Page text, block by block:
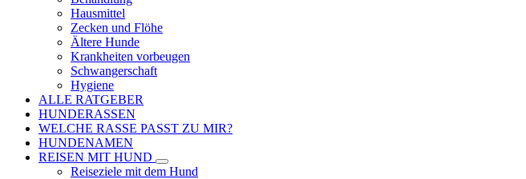
Hausmittel
Zecken und Flöhe
Ältere Hunde
Krankheiten vorbeugen
Schwangerschaft
Hygiene
ALLE RATGEBER
HUNDERASSEN
WELCHE RASSE PASST ZU MIR?
HUNDENAMEN
REISEN MIT HUND
Reiseziele mit dem Hund